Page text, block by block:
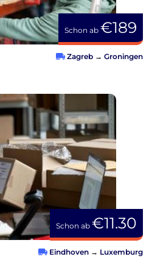
Schon ab €189
Zagreb → Groningen
Schon ab €11.30
Eindhoven → Luxemburg